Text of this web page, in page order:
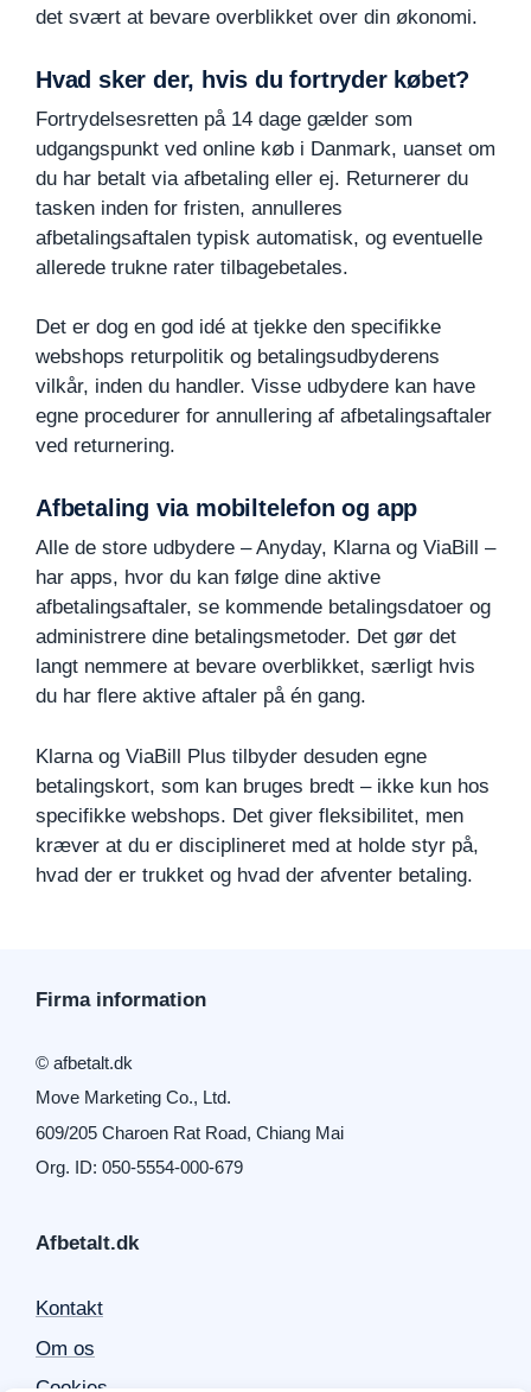
det svært at bevare overblikket over din økonomi.
Hvad sker der, hvis du fortryder købet?
Fortrydelsesretten på 14 dage gælder som
udgangspunkt ved online køb i Danmark, uanset om
du har betalt via afbetaling eller ej. Returnerer du
tasken inden for fristen, annulleres
afbetalingsaftalen typisk automatisk, og eventuelle
allerede trukne rater tilbagebetales.
Det er dog en god idé at tjekke den specifikke
webshops returpolitik og betalingsudbyderens
vilkår, inden du handler. Visse udbydere kan have
egne procedurer for annullering af afbetalingsaftaler
ved returnering.
Afbetaling via mobiltelefon og app
Alle de store udbydere – Anyday, Klarna og ViaBill –
har apps, hvor du kan følge dine aktive
afbetalingsaftaler, se kommende betalingsdatoer og
administrere dine betalingsmetoder. Det gør det
langt nemmere at bevare overblikket, særligt hvis
du har flere aktive aftaler på én gang.
Klarna og ViaBill Plus tilbyder desuden egne
betalingskort, som kan bruges bredt – ikke kun hos
specifikke webshops. Det giver fleksibilitet, men
kræver at du er disciplineret med at holde styr på,
hvad der er trukket og hvad der afventer betaling.
Firma information
© afbetalt.dk
Move Marketing Co., Ltd.
609/205 Charoen Rat Road, Chiang Mai
Org. ID: 050-5554-000-679
Afbetalt.dk
Kontakt
Om os